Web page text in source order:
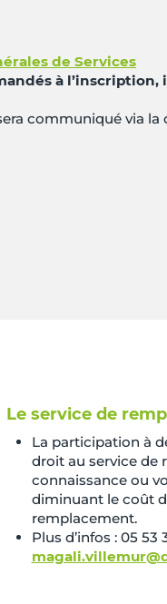
de Services
à l’inscription,
communiqué via
Le service de
La participation à
droit au service de
connaissance ou
diminuant le coût
remplacement.
Plus d’infos : 05 53